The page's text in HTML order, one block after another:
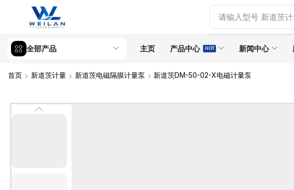
请输入型号 新道茨
全部产品 主页 产品中心 HOT 新闻中心
首页 新道茨计量 新道茨电磁隔膜计量泵 新道茨DM-50-02-X电磁计量泵